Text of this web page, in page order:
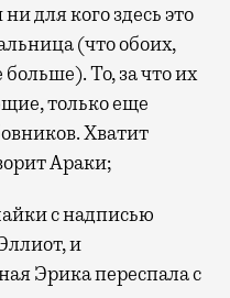
для кого здесь это
(что обоих,
То, за что их
только еще
Хватит
Араки;
с надписью
и
Эрика переспала с